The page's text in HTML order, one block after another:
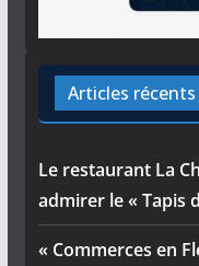
Articles récents
Le restaurant La
admirer le « Tapis
« Commerces en